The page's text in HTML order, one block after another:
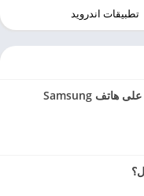
تطبيقات اندرويد
حل مشكلة Sleep of Death على هاتف Samsung